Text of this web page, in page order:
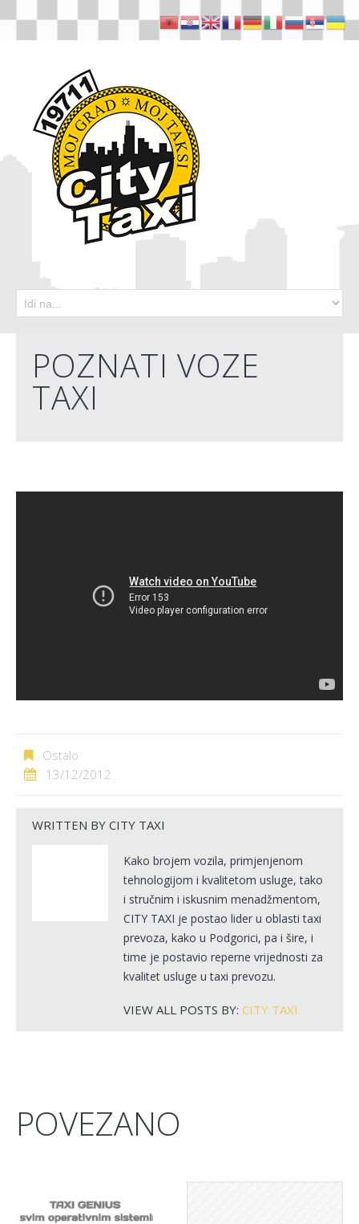
POZNATI VOZE
TAXI
Ostalo
13/12/2012
WRITTEN BY CITY TAXI
Kako brojem vozila, primjenjenom
tehnologijom i kvalitetom usluge, tako
i stručnim i iskusnim menadžmentom,
CITY TAXI je postao lider u oblasti taxi
prevoza, kako u Podgorici, pa i šire, i
time je postavio reperne vrijednosti za
kvalitet usluge u taxi prevozu.
VIEW ALL POSTS BY: CITY TAXI
POVEZANO